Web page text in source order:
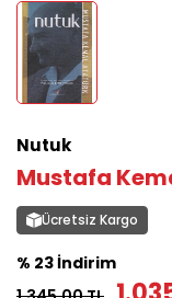
Nutuk
Mustafa
Ücretsiz Kargo
% 23 İndirim